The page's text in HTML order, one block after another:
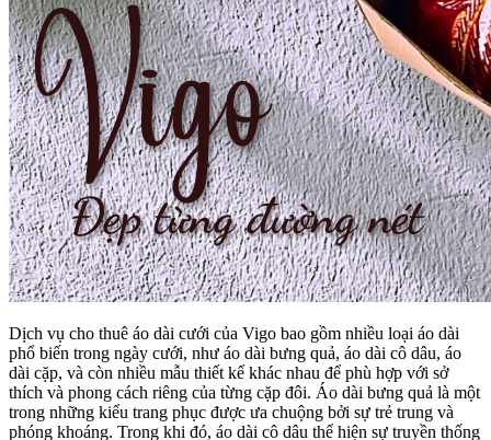
Dịch vụ cho thuê áo dài cưới của Vigo bao gồm nhiều loại áo dài
phổ biến trong ngày cưới, như áo dài bưng quả, áo dài cô dâu, áo
dài cặp, và còn nhiều mẫu thiết kế khác nhau để phù hợp với sở
thích và phong cách riêng của từng cặp đôi. Áo dài bưng quả là một
trong những kiểu trang phục được ưa chuộng bởi sự trẻ trung và
phóng khoáng. Trong khi đó, áo dài cô dâu thể hiện sự truyền thống